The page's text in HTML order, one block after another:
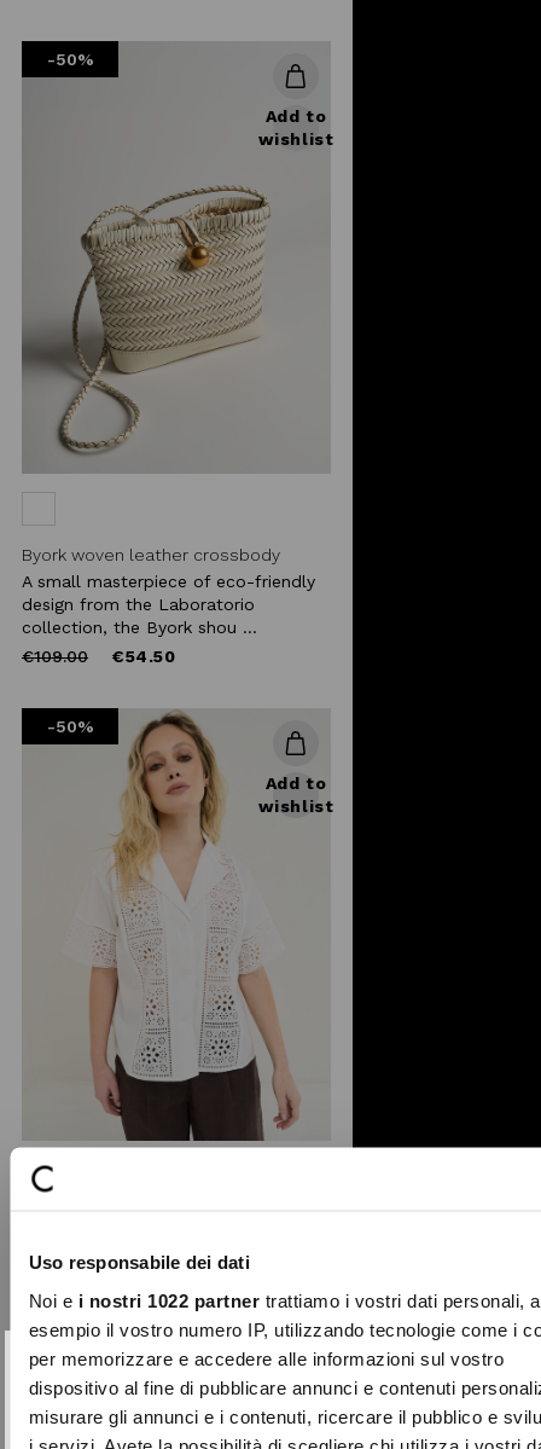
Uso responsabile dei dati
Noi e i nostri 1022 partnertrattiamo i vostri dati personali,
esempio il vostro numero IP, utilizzando tecnologie come i
per memorizzare e accedere alle informazioni sul vostro
dispositivo al fine di pubblicare annunci e contenuti
misurare gli annunci e i contenuti, ricercare il pubblico e
i servizi. Avete la possibilità di scegliere chi utilizza i vostri
-50%
Add to
wishlist
Byork woven leather crossbody
A small masterpiece of eco-friendly
design from the Laboratorio
collection, the Byork shou ...
Price
€109.00to €54.50
-50%
Add to
wishlist
sleeved shirt stands out for the
openwork embroidery ...
reduced
from
€109.00to €54.50
-70%
Close
SUBSCRIBE TO OUR
NEWSLETTER